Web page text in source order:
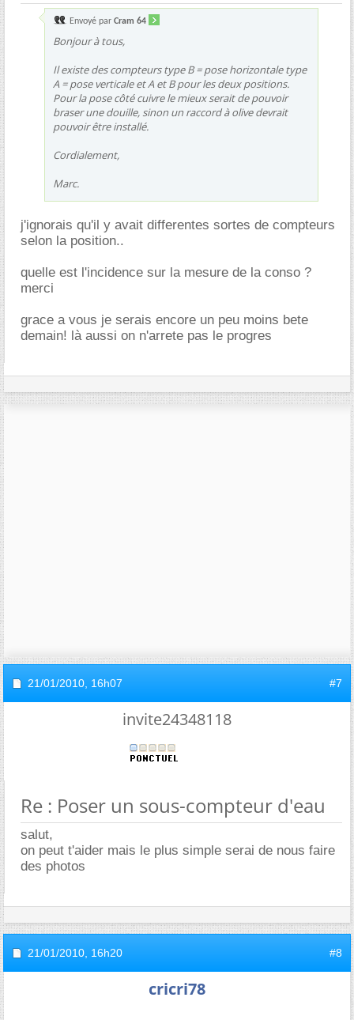
Envoyé par Cram 64
Bonjour à tous,
Il existe des compteurs type B = pose horizontale type
A = pose verticale et A et B pour les deux positions.
Pour la pose côté cuivre le mieux serait de pouvoir
braser une douille, sinon un raccord à olive devrait
pouvoir être installé.
Cordialement,
Marc.
j'ignorais qu'il y avait differentes sortes de compteurs
selon la position..
quelle est l'incidence sur la mesure de la conso ?
merci
grace a vous je serais encore un peu moins bete
demain! là aussi on n'arrete pas le progres
21/01/2010, 16h07 #7
invite24348118
Re : Poser un sous-compteur d'eau
salut,
on peut t'aider mais le plus simple serai de nous faire
des photos
21/01/2010, 16h20 #8
cricri78